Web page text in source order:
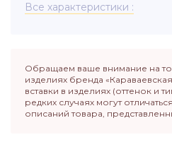
Все характеристики
Обращаем ваше внимание на
изделиях бренда
вставки в изделиях (оттенок и
редких случаях могут
описаний товара,